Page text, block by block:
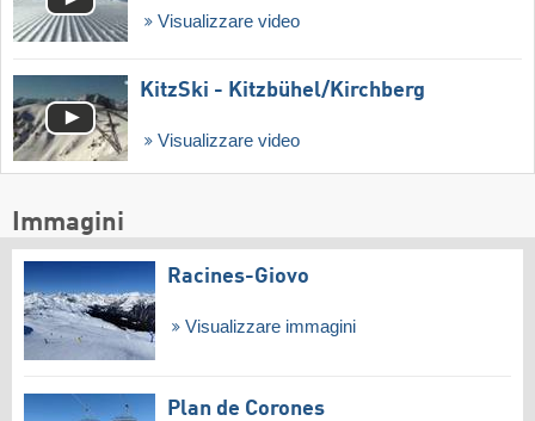
Visualizzare video
KitzSki - Kitzbühel/​Kirchberg
Visualizzare video
Immagini
Racines-Giovo
Visualizzare immagini
Plan de Corones